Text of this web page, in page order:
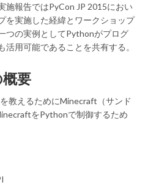
施報告ではPyCon JP 2015におい
を実施した経緯とワークショップ
つの実例としてPythonがプログ
用可能であることを共有する。
要
教えるためにMinecraft（サンド
をPythonで制御するため